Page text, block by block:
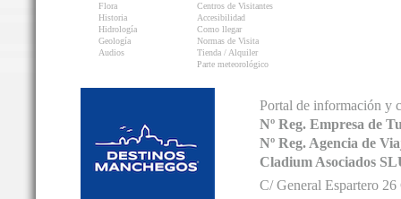
Flora
Historia
Hidrología
Geología
Audios
Centros de Visitantes
Accesibilidad
Como llegar
Normas de Visita
Tienda / Alquiler
Parte meteorológico
Portal de información y
Nº Reg. Empresa de
Nº Reg. Agencia de
Cladium Asociados
C/ General Espartero